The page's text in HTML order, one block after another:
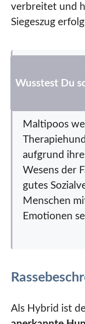
verbreitet und
Siegeszug
Wusstest Du
Maltipoos
aufgrund
Wesens der
gutes
Menschen
Emotionen
Als Hybrid ist